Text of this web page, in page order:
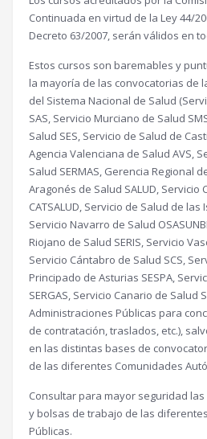
Continuada en virtud de la Ley 44/
Decreto 63/2007, serán válidos en
Estos cursos son baremables y
la mayoría de las convocatorias de
del Sistema Nacional de Salud
SAS, Servicio Murciano de Salud
Salud SES, Servicio de Salud de
Agencia Valenciana de Salud AVS,
Salud SERMAS, Gerencia Regional
Aragonés de Salud SALUD, Servicio
CATSALUD, Servicio de Salud de las
Servicio Navarro de Salud
Riojano de Salud SERIS, Servicio
Servicio Cántabro de Salud SCS,
Principado de Asturias SESPA,
SERGAS, Servicio Canario de Salud
Administraciones Públicas para
de contratación, traslados, etc.),
en las distintas bases de
de las diferentes Comunidades
Consultar para mayor seguridad
y bolsas de trabajo de las
Públicas.